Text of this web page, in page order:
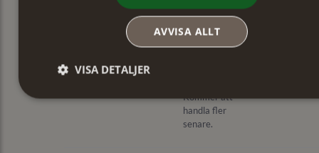
AVVISA ALLT
VISA DETALJER